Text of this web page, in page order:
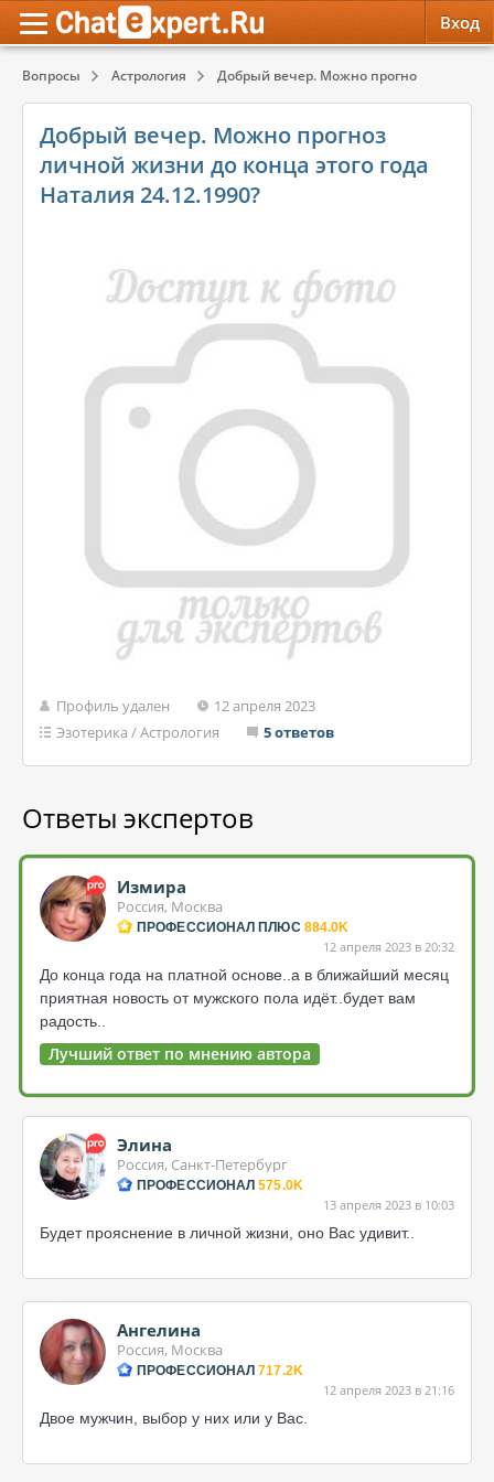
Вход
Вопросы Астрология Добрый вечер. Можно прогноз личной
Добрый вечер. Можно прогноз
личной жизни до конца этого года
Наталия 24.12.1990?
Профиль удален
12 апреля 2023
Эзотерика /Астрология 5 ответов
Ответы экспертов
Измира
Россия, Москва
ПРОФЕССИОНАЛ ПЛЮС 884.0K
12 апреля 2023 в 20:32
До конца года на платной основе..а в ближайший месяц
приятная новость от мужского пола идёт..будет вам
радость..
Лучший ответ по мнению автора
Элина
Россия, Санкт-Петербург
ПРОФЕССИОНАЛ 575.0K
13 апреля 2023 в 10:03
Будет прояснение в личной жизни, оно Вас удивит..
Ангелина
Россия, Москва
ПРОФЕССИОНАЛ 717.2K
12 апреля 2023 в 21:16
Двое мужчин, выбор у них или у Вас.
Психология
Эзотерика
Красота, Здоровье
Психология
Эзотерика
Красота, Здоровье
Обратная связь
Служба поддержки
Правила сервиса